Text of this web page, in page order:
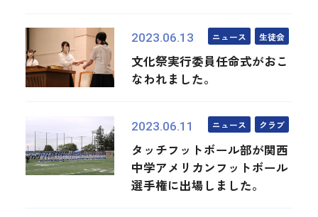
2023.06.13 ニュース 生徒会
文化祭実行委員任命式がおこ
なわれました。
2023.06.11 ニュース クラブ
タッチフットボール部が関西
中学アメリカンフットボール
選手権に出場しました。